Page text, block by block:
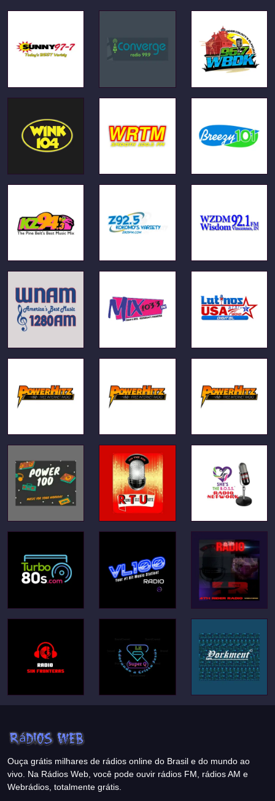
Ouça grátis milhares de rádios online do Brasil e do mundo ao
vivo. Na Rádios Web, você pode ouvir rádios FM, rádios AM e
Webrádios, totalmente grátis.